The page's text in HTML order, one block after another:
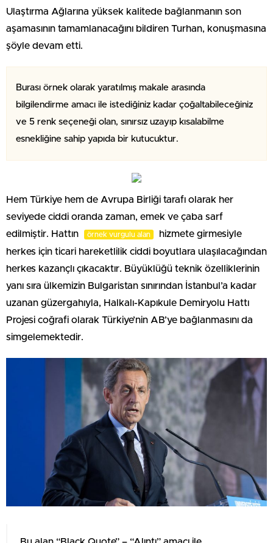
Ulaştırma Ağlarına yüksek kalitede bağlanmanın son
aşamasının tamamlanacağını bildiren Turhan, konuşmasına
şöyle devam etti.
Burası örnek olarak yaratılmış makale arasında
bilgilendirme amacı ile istediğiniz kadar çoğaltabileceğiniz
ve 5 renk seçeneği olan, sınırsız uzayıp kısalabilme
esnekliğine sahip yapıda bir kutucuktur.
Hem Türkiye hem de Avrupa Birliği tarafı olarak her
seviyede ciddi oranda zaman, emek ve çaba sarf
edilmiştir. Hattın
örnek vurgulu alan
hizmete girmesiyle
herkes için ticari hareketlilik ciddi boyutlara ulaşılacağından
herkes kazançlı çıkacaktır. Büyüklüğü teknik özelliklerinin
yanı sıra ülkemizin Bulgaristan sınırından İstanbul’a kadar
uzanan güzergahıyla, Halkalı-Kapıkule Demiryolu Hattı
Projesi coğrafi olarak Türkiye’nin AB’ye bağlanmasını da
simgelemektedir.